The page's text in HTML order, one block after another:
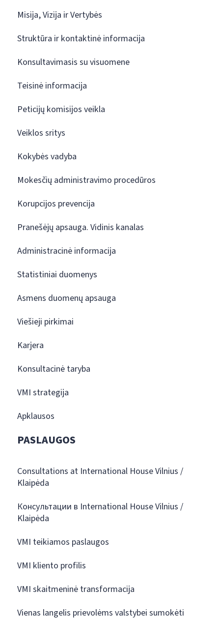
Misija, Vizija ir Vertybės
Struktūra ir kontaktinė informacija
Konsultavimasis su visuomene
Teisinė informacija
Peticijų komisijos veikla
Veiklos sritys
Kokybės vadyba
Mokesčių administravimo procedūros
Korupcijos prevencija
Pranešėjų apsauga. Vidinis kanalas
Administracinė informacija
Statistiniai duomenys
Asmens duomenų apsauga
Viešieji pirkimai
Karjera
Konsultacinė taryba
VMI strategija
Apklausos
PASLAUGOS
Consultations at International House Vilnius /
Klaipėda
Консультации в International House Vilnius /
Klaipėda
VMI teikiamos paslaugos
VMI kliento profilis
VMI skaitmeninė transformacija
Vienas langelis prievolėms valstybei sumokėti